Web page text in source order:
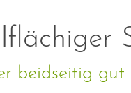
beidseitig gut